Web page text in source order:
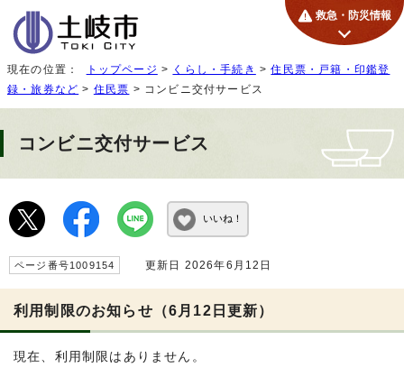
救急・防災情報
現在の位置： トップページ > くらし・手続き >住民票・戸籍・印鑑登
録・旅券など > 住民票 > コンビニ交付サービス
コンビニ交付サービス
いいね！
ページ番号1009154 更新日 2026年6月12日
利用制限のお知らせ（6月12日更新）
現在、利用制限はありません。